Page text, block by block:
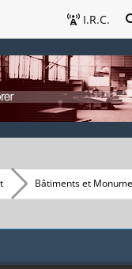
I.R.C.
Bâtiments et